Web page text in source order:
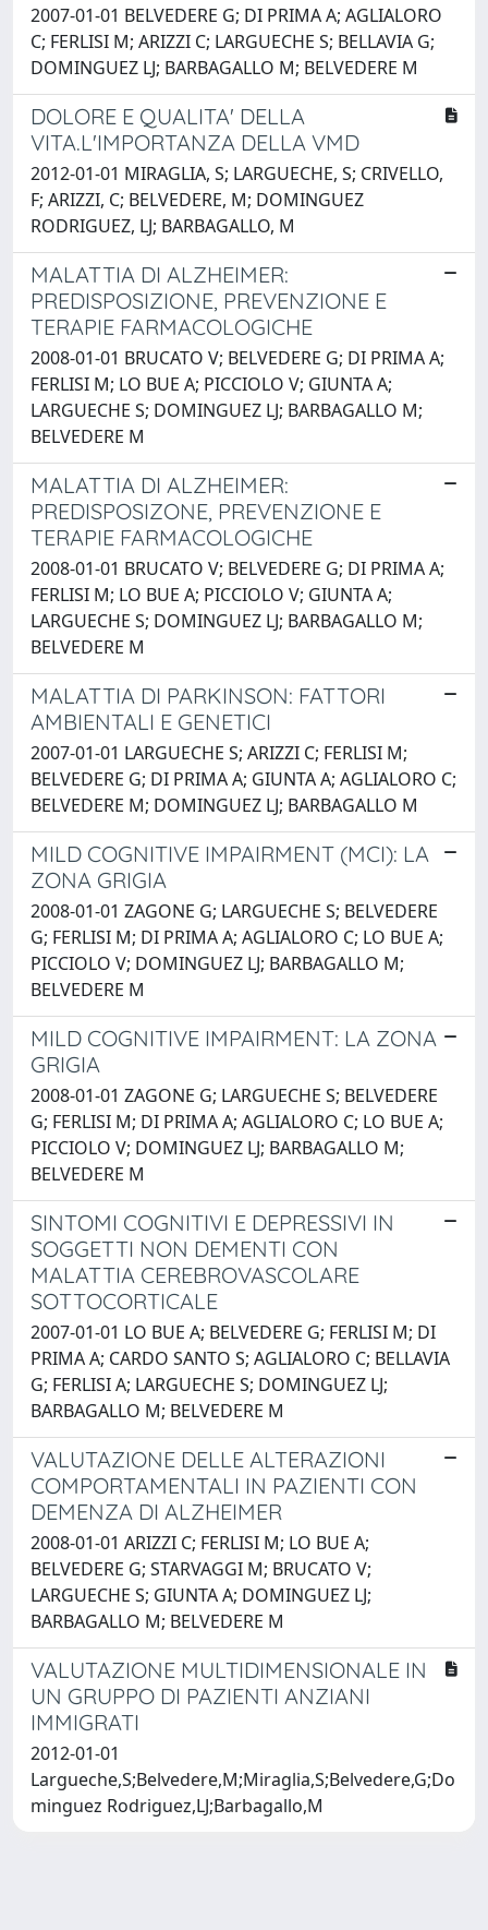
2007-01-01 BELVEDERE G; DI PRIMA A; AGLIALORO
C; FERLISI M; ARIZZI C; LARGUECHE S; BELLAVIA G;
DOMINGUEZ LJ; BARBAGALLO M; BELVEDERE M
DOLORE E QUALITA' DELLA
VITA.L'IMPORTANZA DELLA VMD
2012-01-01 MIRAGLIA, S; LARGUECHE, S; CRIVELLO,
F; ARIZZI, C; BELVEDERE, M; DOMINGUEZ
RODRIGUEZ, LJ; BARBAGALLO, M
MALATTIA DI ALZHEIMER:
PREDISPOSIZIONE, PREVENZIONE E
TERAPIE FARMACOLOGICHE
2008-01-01 BRUCATO V; BELVEDERE G; DI PRIMA A;
FERLISI M; LO BUE A; PICCIOLO V; GIUNTA A;
LARGUECHE S; DOMINGUEZ LJ; BARBAGALLO M;
BELVEDERE M
MALATTIA DI ALZHEIMER:
PREDISPOSIZONE, PREVENZIONE E
TERAPIE FARMACOLOGICHE
2008-01-01 BRUCATO V; BELVEDERE G; DI PRIMA A;
FERLISI M; LO BUE A; PICCIOLO V; GIUNTA A;
LARGUECHE S; DOMINGUEZ LJ; BARBAGALLO M;
BELVEDERE M
MALATTIA DI PARKINSON: FATTORI
AMBIENTALI E GENETICI
2007-01-01 LARGUECHE S; ARIZZI C; FERLISI M;
BELVEDERE G; DI PRIMA A; GIUNTA A; AGLIALORO C;
BELVEDERE M; DOMINGUEZ LJ; BARBAGALLO M
MILD COGNITIVE IMPAIRMENT (MCI): LA
ZONA GRIGIA
2008-01-01 ZAGONE G; LARGUECHE S; BELVEDERE
G; FERLISI M; DI PRIMA A; AGLIALORO C; LO BUE A;
PICCIOLO V; DOMINGUEZ LJ; BARBAGALLO M;
BELVEDERE M
MILD COGNITIVE IMPAIRMENT: LA ZONA
GRIGIA
2008-01-01 ZAGONE G; LARGUECHE S; BELVEDERE
G; FERLISI M; DI PRIMA A; AGLIALORO C; LO BUE A;
PICCIOLO V; DOMINGUEZ LJ; BARBAGALLO M;
BELVEDERE M
SINTOMI COGNITIVI E DEPRESSIVI IN
SOGGETTI NON DEMENTI CON
MALATTIA CEREBROVASCOLARE
SOTTOCORTICALE
2007-01-01 LO BUE A; BELVEDERE G; FERLISI M; DI
PRIMA A; CARDO SANTO S; AGLIALORO C; BELLAVIA
G; FERLISI A; LARGUECHE S; DOMINGUEZ LJ;
BARBAGALLO M; BELVEDERE M
VALUTAZIONE DELLE ALTERAZIONI
COMPORTAMENTALI IN PAZIENTI CON
DEMENZA DI ALZHEIMER
2008-01-01 ARIZZI C; FERLISI M; LO BUE A;
BELVEDERE G; STARVAGGI M; BRUCATO V;
LARGUECHE S; GIUNTA A; DOMINGUEZ LJ;
BARBAGALLO M; BELVEDERE M
VALUTAZIONE MULTIDIMENSIONALE IN
UN GRUPPO DI PAZIENTI ANZIANI
IMMIGRATI
2012-01-01
Largueche,S;Belvedere,M;Miraglia,S;Belvedere,G;Do
minguez Rodriguez,LJ;Barbagallo,M